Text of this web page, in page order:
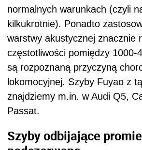
normalnych warunkach (czyli
kilkukrotnie). Ponadto
warstwy akustycznej znacznie
częstotliwości pomiędzy 1000-
są rozpoznaną przyczyną
lokomocyjnej. Szyby Fuyao z
znajdziemy m.in. w Audi Q5,
Passat.
Szyby odbijające